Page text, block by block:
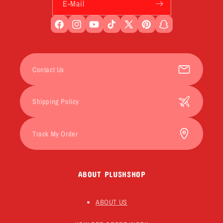
E-Mail
FacebookInstagramYouTubeTikTokX
PinterestSnapchat
ABOUT PLUSHSHOP
ABOUT US
Contact Us
Shipping Policy
Track My Order